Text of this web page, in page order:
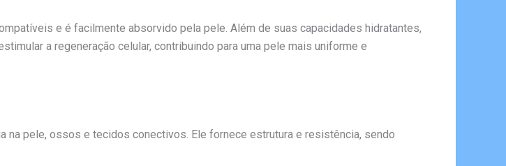
e é facilmente absorvido pela pele. Além de suas capacidades hidratantes,
a regeneração celular, contribuindo para uma pele mais uniforme e
na pele, ossos e tecidos conectivos. Ele fornece estrutura e resistência, sendo